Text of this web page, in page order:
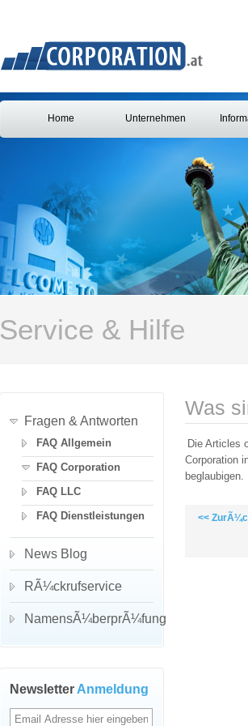
Home Unternehmen
Service & Hilfe
Was
Die Articles
Corporation
beglaubigen.
<<
Fragen & Antworten
FAQ Allgemein
FAQ Corporation
FAQ LLC
FAQ Dienstleistungen
News Blog
RÃ¼ckrufservice
NamensÃ¼berprÃ¼fung
Newsletter Anmeldung